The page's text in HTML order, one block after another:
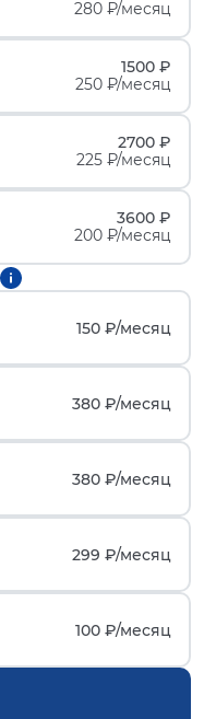
280 ₽/месяц
1500 ₽
250 ₽/месяц
2700 ₽
225 ₽/месяц
3600 ₽
200 ₽/месяц
150 ₽/месяц
380 ₽/месяц
380 ₽/месяц
299 ₽/месяц
100 ₽/месяц